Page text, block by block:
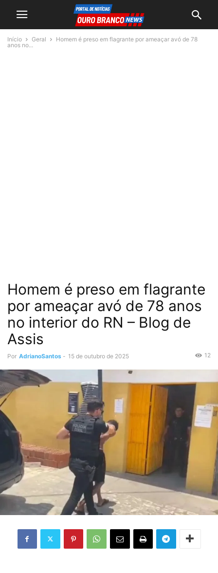
Início Geral
Homem é preso em flagrante por ameaçar avó de 78
anos no...
Homem é preso em flagrante
por ameaçar avó de 78 anos
no interior do RN – Blog de
Assis
Por AdrianoSantos - 15 de outubro de 2025 12